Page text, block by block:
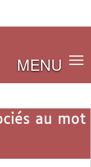
MENU
au mot